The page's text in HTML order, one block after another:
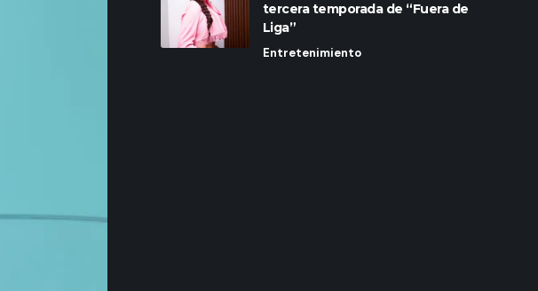
tercera temporada de “Fuera de
Liga”
Entretenimiento